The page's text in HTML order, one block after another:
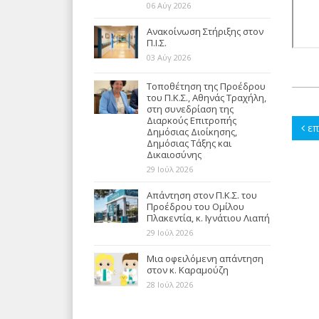
06 Αύγ 2026
Ανακοίνωση Στήριξης στον
Π.Ι.Σ.
03 Αύγ 2026
Τοποθέτηση της Προέδρου
του Π.Κ.Σ., Αθηνάς Τραχήλη,
στη συνεδρίαση της
Διαρκούς Επιτροπής
Δημόσιας Διοίκησης,
Δημόσιας Τάξης και
Δικαιοσύνης
29 Ιούλ 2026
Απάντηση στον Π.Κ.Σ. του
Προέδρου του Ομίλου
Πλακεντία, κ. Ιγνάτιου Λιαπή
29 Ιούλ 2026
Μια οφειλόμενη απάντηση
στον κ. Καραμούζη
28 Ιούλ 2026